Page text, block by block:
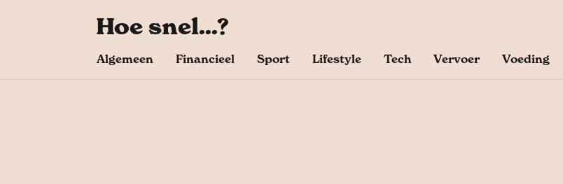
Hoe snel...?
Algemeen Financieel Sport Lifestyle Tech Vervoer Voeding